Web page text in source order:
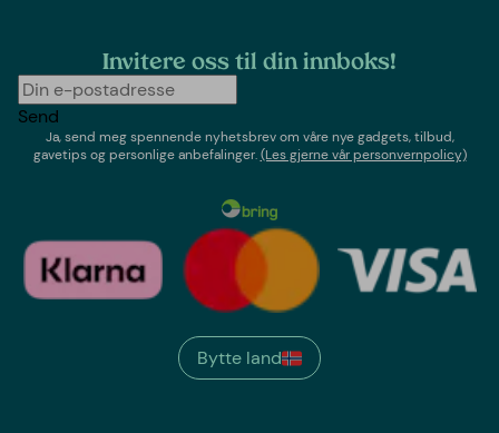
Invitere oss til din innboks!
Send
Ja, send meg spennende nyhetsbrev om våre nye gadgets, tilbud,
gavetips og personlige anbefalinger.(Les gjerne vår personvernpolicy)
Bytte land